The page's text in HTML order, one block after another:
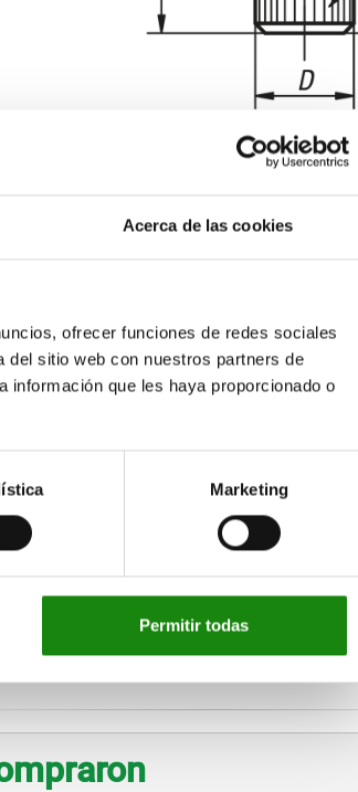
Acerca de las cookies
ofrecer funciones de redes sociales
del sitio web con nuestros partners de
información que les haya proporcionado o
Marketing
Permitir todas
Cuerpo de acero de corte
Bola de POM.
Bola con acabado natural.
La pieza de presión
bajo presión con la
posicionar y presionar
pieza de trabajo se
puede ser necesario
sujeción. Al almacenar
de que el muelle de
La fuerza del muelle se
EL DIBUJO
1) Moleta